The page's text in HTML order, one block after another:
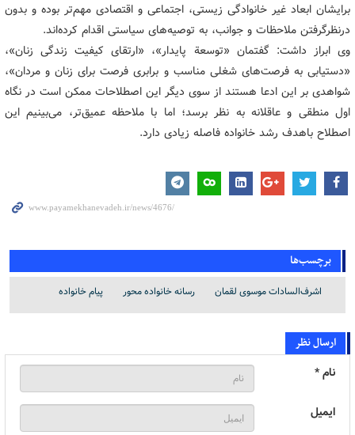
برایشان ابعاد غیر خانوادگی زیستی، اجتماعی و اقتصادی مهم‌تر بوده و بدون
درنظرگرفتن ملاحظات و جوانب، به توصیه‌های سیاستی اقدام کرده‌اند.
وی ابراز داشت: گفتمان «توسعة پایدار»، «ارتقای کیفیت زندگی زنان»،
«دستیابی به فرصت‌های شغلی مناسب و برابری فرصت برای زنان و مردان»،
شواهدی بر این ادعا هستند از سوی دیگر این اصطلاحات ممکن است در نگاه
اول منطقی و عاقلانه به نظر برسد؛ اما با ملاحظه عمیق‌تر، می‌بینیم این
اصطلاح باهدف رشد خانواده فاصله زیادی دارد.
برچسب‌ها
اشرف‌السادات موسوی لقمان رسانه خانواده محور پیام خانواده
ارسال نظر
نام *
ایمیل